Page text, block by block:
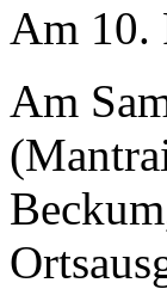
Am 10.
Am